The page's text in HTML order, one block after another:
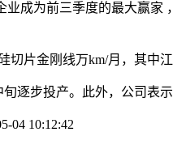
为前三季度的最大赢家
金刚线万km/月，其中江
步投产。此外，公司表示
10:12:42